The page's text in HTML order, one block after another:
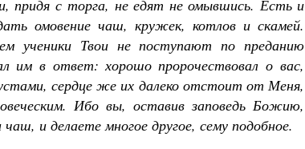
придя с торга, не едят не омывшись. Есть и
омовение чаш, кружек, котлов и скамей.
ученики Твои не поступают по преданию
им в ответ: хорошо пророчествовал о вас,
сердце же их далеко отстоит от Меня,
Ибо вы, оставив заповедь Божию,
и делаете многое другое, сему подобное.